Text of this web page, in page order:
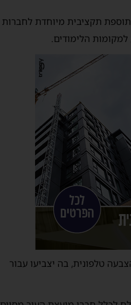
תקציבית מיוחדת לחברות
הלימודים.
טלפונית, בה יצביעו עבור